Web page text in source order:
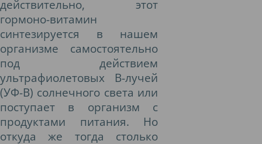
действительно, этот
гормоно-витамин
синтезируется в нашем
организме самостоятельно
под действием
ультрафиолетовых В-лучей
(УФ-В) солнечного света или
поступает в организм с
продуктами питания. Но
откуда же тогда столько